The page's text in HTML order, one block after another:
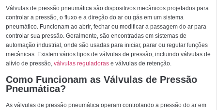
Válvulas de pressão pneumática são dispositivos mecânicos projetados para
controlar a pressão, o fluxo e a direção do ar ou gás em um sistema
pneumático. Funcionam ao abrir, fechar ou modificar a passagem do ar para
controlar sua pressão. Geralmente, são encontradas em sistemas de
automação industrial, onde são usadas para iniciar, parar ou regular funções
mecânicas. Existem vários tipos de válvulas de pressão, incluindo válvulas de
alívio de pressão, válvulas reguladoras e válvulas de retenção.
Como Funcionam as Válvulas de Pressão
Pneumática?
As válvulas de pressão pneumática operam controlando a pressão do ar em